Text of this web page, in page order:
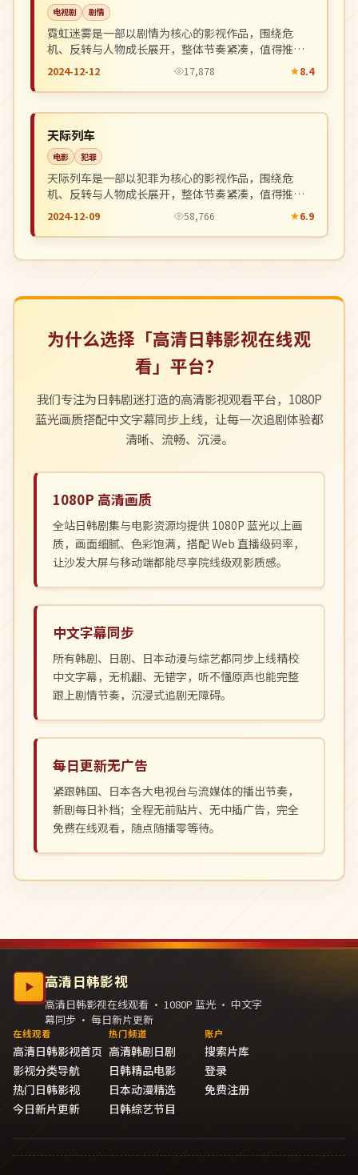
电视剧 剧情
霓虹迷雾是一部以剧情为核心的影视作品，围绕危
机、反转与人物成长展开，整体节奏紧凑，值得推荐
观看。
2024-12-12 17,878 8.4
美国
天际列车
电影 犯罪
天际列车是一部以犯罪为核心的影视作品，围绕危
机、反转与人物成长展开，整体节奏紧凑，值得推荐
观看。
2024-12-09 58,766 6.9
为什么选择「高清日韩影视在线观
看」平台？
我们专注为日韩剧迷打造的高清影视观看平台，1080P
蓝光画质搭配中文字幕同步上线，让每一次追剧体验都
清晰、流畅、沉浸。
1080P 高清画质
全站日韩剧集与电影资源均提供 1080P 蓝光以上画
质，画面细腻、色彩饱满，搭配 Web 直播级码率，
让沙发大屏与移动端都能尽享院线级观影质感。
中文字幕同步
所有韩剧、日剧、日本动漫与综艺都同步上线精校
中文字幕，无机翻、无错字，听不懂原声也能完整
跟上剧情节奏，沉浸式追剧无障碍。
每日更新无广告
紧跟韩国、日本各大电视台与流媒体的播出节奏，
新剧每日补档；全程无前贴片、无中插广告，完全
免费在线观看，随点随播零等待。
高清日韩影视
高清日韩影视在线观看 · 1080P 蓝光 · 中文字
幕同步 · 每日新片更新
在线观看
高清日韩影视首页
影视分类导航
热门日韩影视
今日新片更新
热门频道
高清韩剧日剧
日韩精品电影
日本动漫精选
日韩综艺节目
账户
搜索片库
登录
免费注册